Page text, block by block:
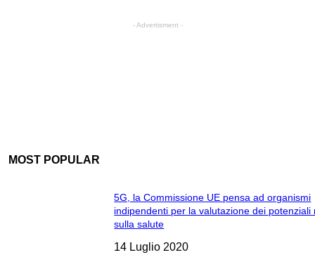
- Advertisment -
MOST POPULAR
5G, la Commissione UE pensa ad organismi
indipendenti per la valutazione dei potenziali
sulla salute
14 Luglio 2020